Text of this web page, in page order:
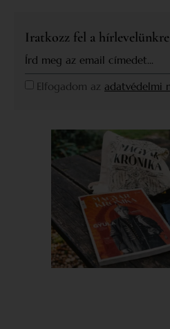
Iratkozz fel a
Elfogadom az adatvédelmi